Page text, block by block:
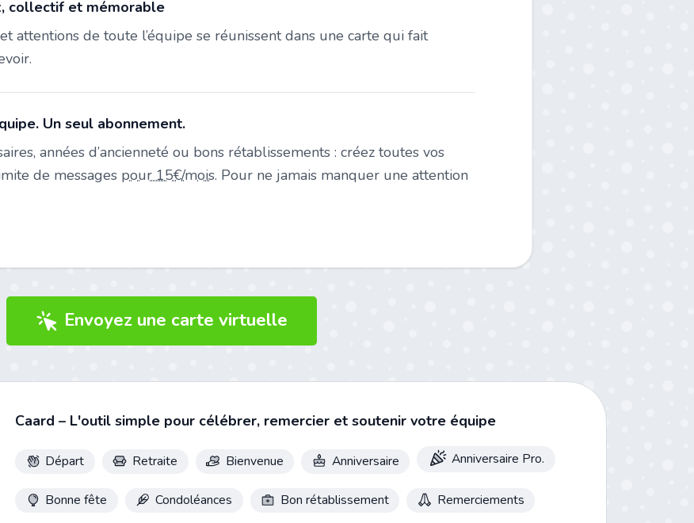
collectif et mémorable
attentions de toute l’équipe se réunissent dans une carte qui fait
Un seul abonnement.
années d’ancienneté ou bons rétablissements : créez toutes vos
de messages pour 15€/mois. Pour ne jamais manquer une attention
Envoyez une carte virtuelle
Caard – L'outil simple pour célébrer, remercier et soutenir votre équipe
Départ Retraite Bienvenue Anniversaire Anniversaire Pro.
Bonne fête Condoléances Bon rétablissement Remerciements